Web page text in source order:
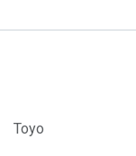
Toyo